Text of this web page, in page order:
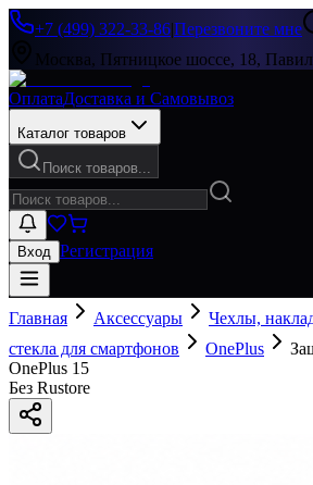
+7 (499) 322-33-86|Перезвоните мне
Москва, Пятницкое шоссе, 18,
ОплатаДоставка и Самовывоз
Каталог товаров
Поиск товаров...
Вход Регистрация
Главная Аксессуары
Чехлы,
стекла для смартфонов
OnePlus
OnePlus 15
Без Rustore